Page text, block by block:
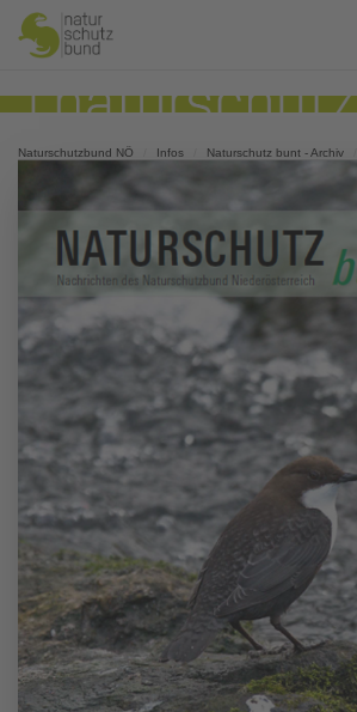
Naturschutzbund NÖ Infos Naturschutz bunt - Archiv
2. Ausgabe 2017